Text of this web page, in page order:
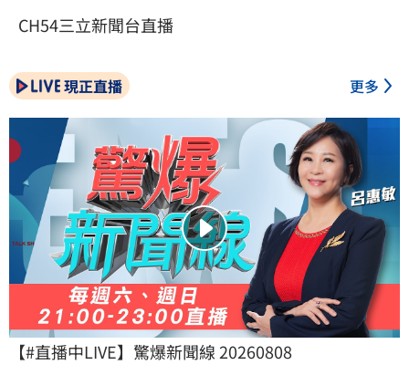
CH54三立新聞台直播
現正直播 更多
【#直播中LIVE】驚爆新聞線 20260808